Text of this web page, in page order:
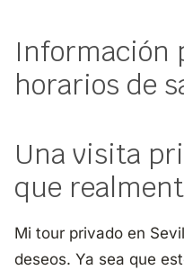
Información
horarios de
Una visita
que
Mi tour privado en
deseos. Ya sea que